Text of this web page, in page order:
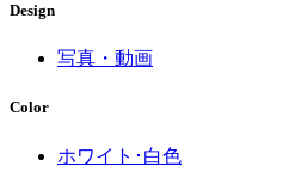
Design
写真・動画
Color
ホワイト･白色